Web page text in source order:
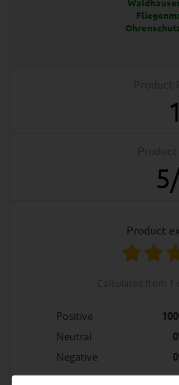
1
5
product
Positive
Neutral
Negative